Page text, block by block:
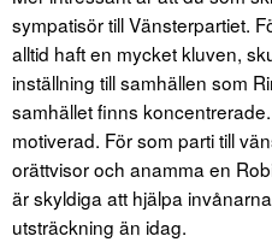
sympatisör till Vänsterpartiet.
alltid haft en mycket kluven,
inställning till samhällen som
samhället finns
motiverad. För som parti till
orättvisor och anamma en
är skyldiga att hjälpa
utsträckning än idag.